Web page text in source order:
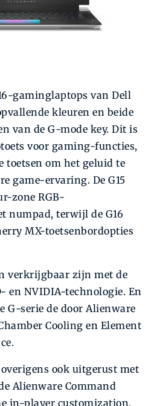
gaminglaptops van Dell
kleuren en beide
van de G-mode key. Dit is
voor gaming-functies,
toetsen om het geluid te
game-ervaring. De G15
zone RGB-
numpad, terwijl de G16
MX-toetsenbordopties
verkrijgbaar zijn met de
en NVIDIA-technologie. En
G-serie de door Alienware
Cooling en Element
ook uitgerust met
Alienware Command
in-player customization.